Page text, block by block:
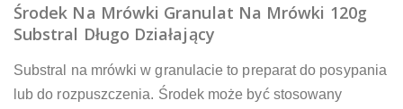
Środek Na Mrówki Granulat Na Mrówki 120g
Substral Długo Działający
Substral na mrówki w granulacie to preparat do posypania
lub do rozpuszczenia. Środek może być stosowany